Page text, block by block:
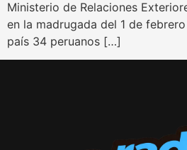
Ministerio de Relaciones
en la madrugada del 1 de
país 34 peruanos […]